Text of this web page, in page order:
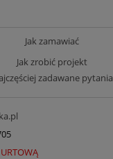
Jak zamawiać
Jak zrobić projekt
zadawane pytania